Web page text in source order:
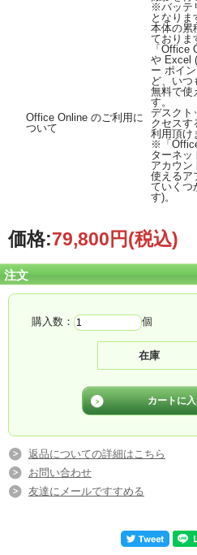
※バッテ
となりま
本体の累
ておりま
Office Online のご利用に
ついて
「Office
や Excel
ー ポイ
ど、い
無料で使
す。
デスクト
クセスす
利用頂け
※「
ターネッ
アカウン
使えるア
ていくつ
す)。
価格:79,800円(税込)
注文
購入数： 個
在庫
返品についての詳細はこちら
お問い合わせ
友達にメールですすめる